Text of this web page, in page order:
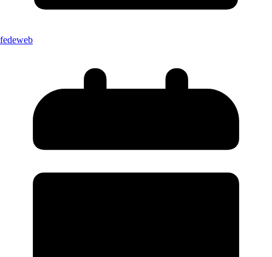
fedeweb